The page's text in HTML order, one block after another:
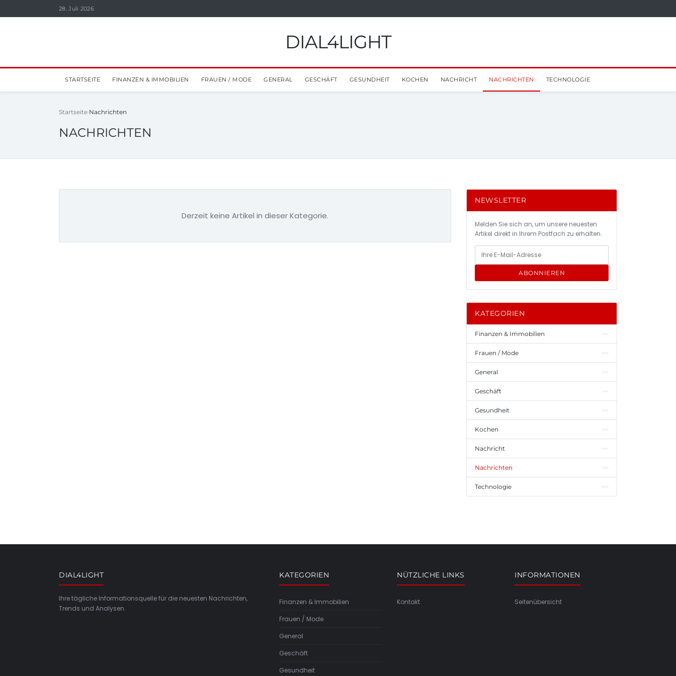
28. Juli 2026
DIAL4LIGHT
STARTSEITE FINANZEN & IMMOBILIEN FRAUEN / MODE GENERAL GESCHÄFT GESUNDHEIT KOCHEN NACHRICHT NACHRICHTEN TECHNOLOGIE
Startseite Nachrichten
NACHRICHTEN
Derzeit keine Artikel in dieser Kategorie.
NEWSLETTER
Melden Sie sich an, um unsere neuesten
Artikel direkt in Ihrem Postfach zu erhalten.
ABONNIEREN
KATEGORIEN
Finanzen & Immobilien
Frauen / Mode
General
Geschäft
Gesundheit
Kochen
Nachricht
Nachrichten
Technologie
DIAL4LIGHT
Ihre tägliche Informationsquelle für die neuesten Nachrichten,
Trends und Analysen.
KATEGORIEN
Finanzen & Immobilien
Frauen / Mode
General
Geschäft
Gesundheit
NÜTZLICHE LINKS
Kontakt
INFORMATIONEN
Seitenübersicht